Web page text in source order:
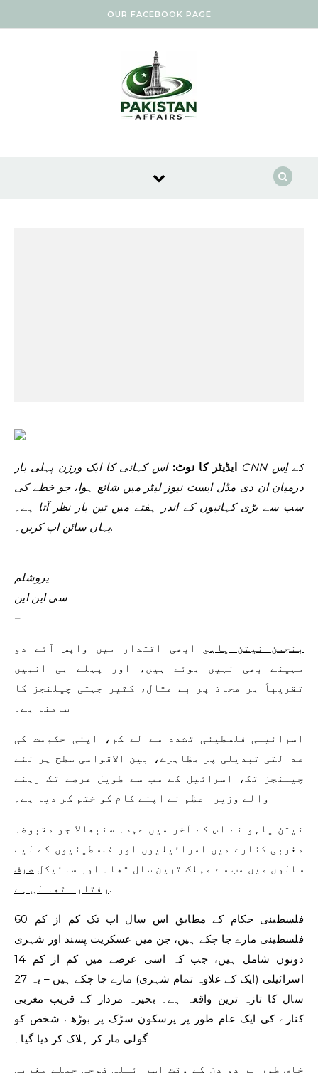
OUR FACEBOOK PAGE
ایڈیٹر کا نوٹ:اس کہانی کا ایک ورژن پہلی بار CNN کے اِس
درمیان ان دی مڈل ایسٹ نیوز لیٹر میں شائع ہوا، جو خطے کی
سب سے بڑی کہانیوں کے اندر ہفتے میں تین بار نظر آتا ہے۔
یہاں سائن اپ کریں۔.
یروشلم
سی این این
–
بنجمن نیتن یاہو
ابھی اقتدار میں واپس آئے دو
مہینے بھی نہیں ہوئے ہیں، اور پہلے ہی انہیں
تقریباً ہر محاذ پر بے مثال، کثیر جہتی چیلنجز کا
سامنا ہے۔
اسرائیلی-فلسطینی تشدد سے لے کر، اپنی حکومت کی
عدالتی تبدیلی پر مظاہرے، بین الاقوامی سطح پر نئے
چیلنجز تک، اسرائیل کے سب سے طویل عرصے تک رہنے
والے وزیر اعظم نے اپنے کام کو ختم کر دیا ہے۔
نیتن یاہو نے اس کے آخر میں عہدہ سنبھالا جو مقبوضہ
مغربی کنارے میں اسرائیلیوں اور فلسطینیوں کے لیے
سالوں میں سب سے مہلک ترین سال تھا۔ اور سائیکل صرف
رفتار اٹھا لی ہے .
فلسطینی حکام کے مطابق اس سال اب تک کم از کم 60
فلسطینی مارے جا چکے ہیں، جن میں عسکریت پسند اور شہری
دونوں شامل ہیں، جب کہ اسی عرصے میں کم از کم 14
اسرائیلی (ایک کے علاوہ تمام شہری) مارے جا چکے ہیں – یہ 27
سال کا تازہ ترین واقعہ ہے۔ بحیرہ مردار کے قریب مغربی
کنارے کی ایک عام طور پر پرسکون سڑک پر بوڑھے شخص کو
گولی مار کر ہلاک کر دیا گیا۔
خاص طور پر دو دن کے وقت اسرائیلی فوجی حملے مغربی